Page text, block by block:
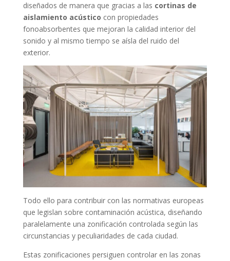
diseñados de manera que gracias a las cortinas de
aislamiento acústico con propiedades
fonoabsorbentes que mejoran la calidad interior del
sonido y al mismo tiempo se aísla del ruido del
exterior.
Todo ello para contribuir con las normativas europeas
que legislan sobre contaminación acústica, diseñando
paralelamente una zonificación controlada según las
circunstancias y peculiaridades de cada ciudad.
Estas zonificaciones persiguen controlar en las zonas